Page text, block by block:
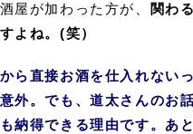
屋が加わった方が、
関わ
よね。(笑）
ら直接お酒を仕入れない
外。でも、道太さんのお
納得できる理由です。あ